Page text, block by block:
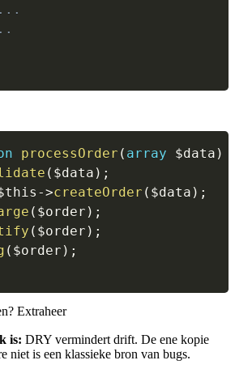
processOrder ( array $data )
( $data ) ;
->createOrder ( $data ) ;
( $order ) ;
( $order ) ;
( $order ) ;
Extraheer
is: DRY vermindert drift. De ene kopie
niet is een klassieke bron van bugs.